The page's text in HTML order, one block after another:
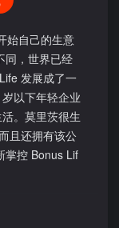
始自己的生意
同，世界已经
发展成了一
以下年轻企业
。莫里茨很生
且还拥有该公
掌控 Bonus Lif